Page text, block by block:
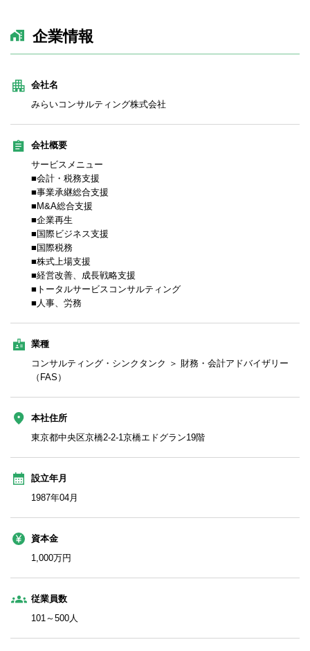
企業情報
会社名
みらいコンサルティング株式会社
会社概要
サービスメニュー
■会計・税務支援
■事業承継総合支援
■M&A総合支援
■企業再生
■国際ビジネス支援
■国際税務
■株式上場支援
■経営改善、成長戦略支援
■トータルサービスコンサルティング
■人事、労務
業種
コンサルティング・シンクタンク ＞ 財務・会計アドバイザリー
（FAS）
本社住所
東京都中央区京橋2-2-1京橋エドグラン19階
設立年月
1987年04月
資本金
1,000万円
従業員数
101～500人